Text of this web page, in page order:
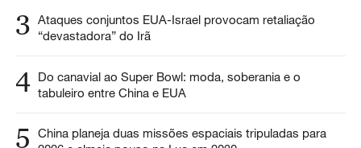
3 Ataques conjuntos EUA-Israel provocam retaliação
“devastadora” do Irã
4 Do canavial ao Super Bowl: moda, soberania e o
tabuleiro entre China e EUA
5
China planeja duas missões espaciais tripuladas para